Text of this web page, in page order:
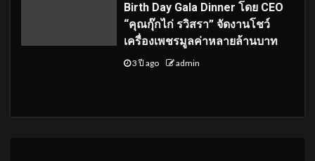
Birth Day Gala Dinner โดย CEO
“คุณกุ๊กไก่ รวิสรา” จัดงานโชว์
เครื่องเพชรมูลค่าหลายล้านบาท
3 ปี ago admin